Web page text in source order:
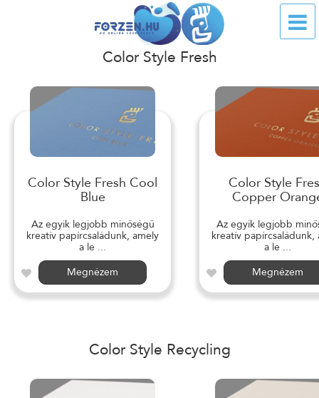
Color Style Fresh
Color Style Fresh Cool
Blue
Az egyik legjobb minőségű
kreatív papírcsaládunk, amely
a le ...
Megnézem
Color Style
Copper
Az egyik legjobb
kreatív papírcsaládunk,
a le ...
Megnézem
Color Style Recycling